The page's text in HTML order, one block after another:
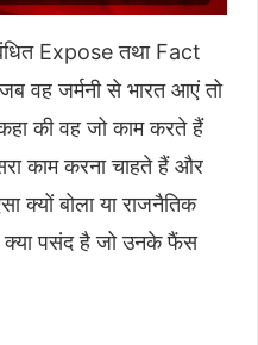
Expose तथा Fact
वह जर्मनी से भारत आएं तो
की वह जो काम करते हैं
काम करना चाहते हैं और
क्यों बोला या राजनैतिक
क्या पसंद है जो उनके फैंस